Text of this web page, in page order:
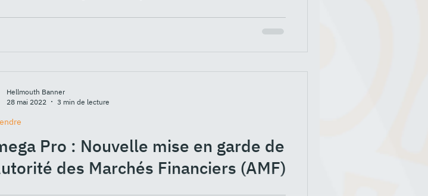
propose aujourd'hui de découvrir ensemble comment
le paiement en bitcoin lorsque vous êtes un professionnel.
Pro : Nouvelle mise en garde de
des Marchés Financiers (AMF)
signalé en septembre 2020 par l'Autorité des Marchés Financiers
Hellmouth Banner
28 mai 2022
3 min de lecture